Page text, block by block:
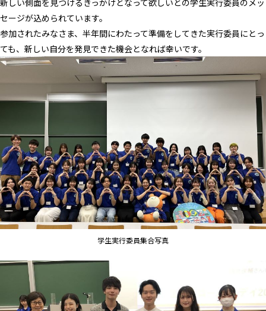
セージが込められています。
参加されたみなさま、半年間にわたって準備をしてきた実行委員にとっ
ても、新しい自分を発見できた機会となれば幸いです。
学生実行委員集合写真